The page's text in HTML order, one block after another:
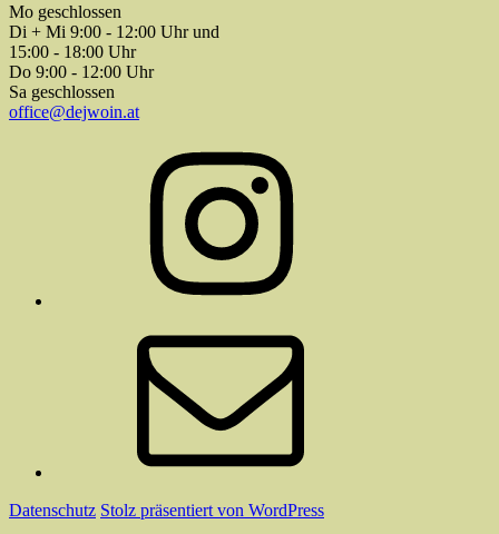
Mo geschlossen
Di + Mi 9:00 - 12:00 Uhr und
15:00 - 18:00 Uhr
Do 9:00 - 12:00 Uhr
Sa geschlossen
office@dejwoin.at
Datenschutz Stolz präsentiert von WordPress